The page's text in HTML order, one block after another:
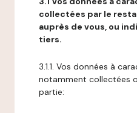
collectées par le
auprès de vous, ou
tiers.
3.1.1. Vos données à
notamment collectées
partie: